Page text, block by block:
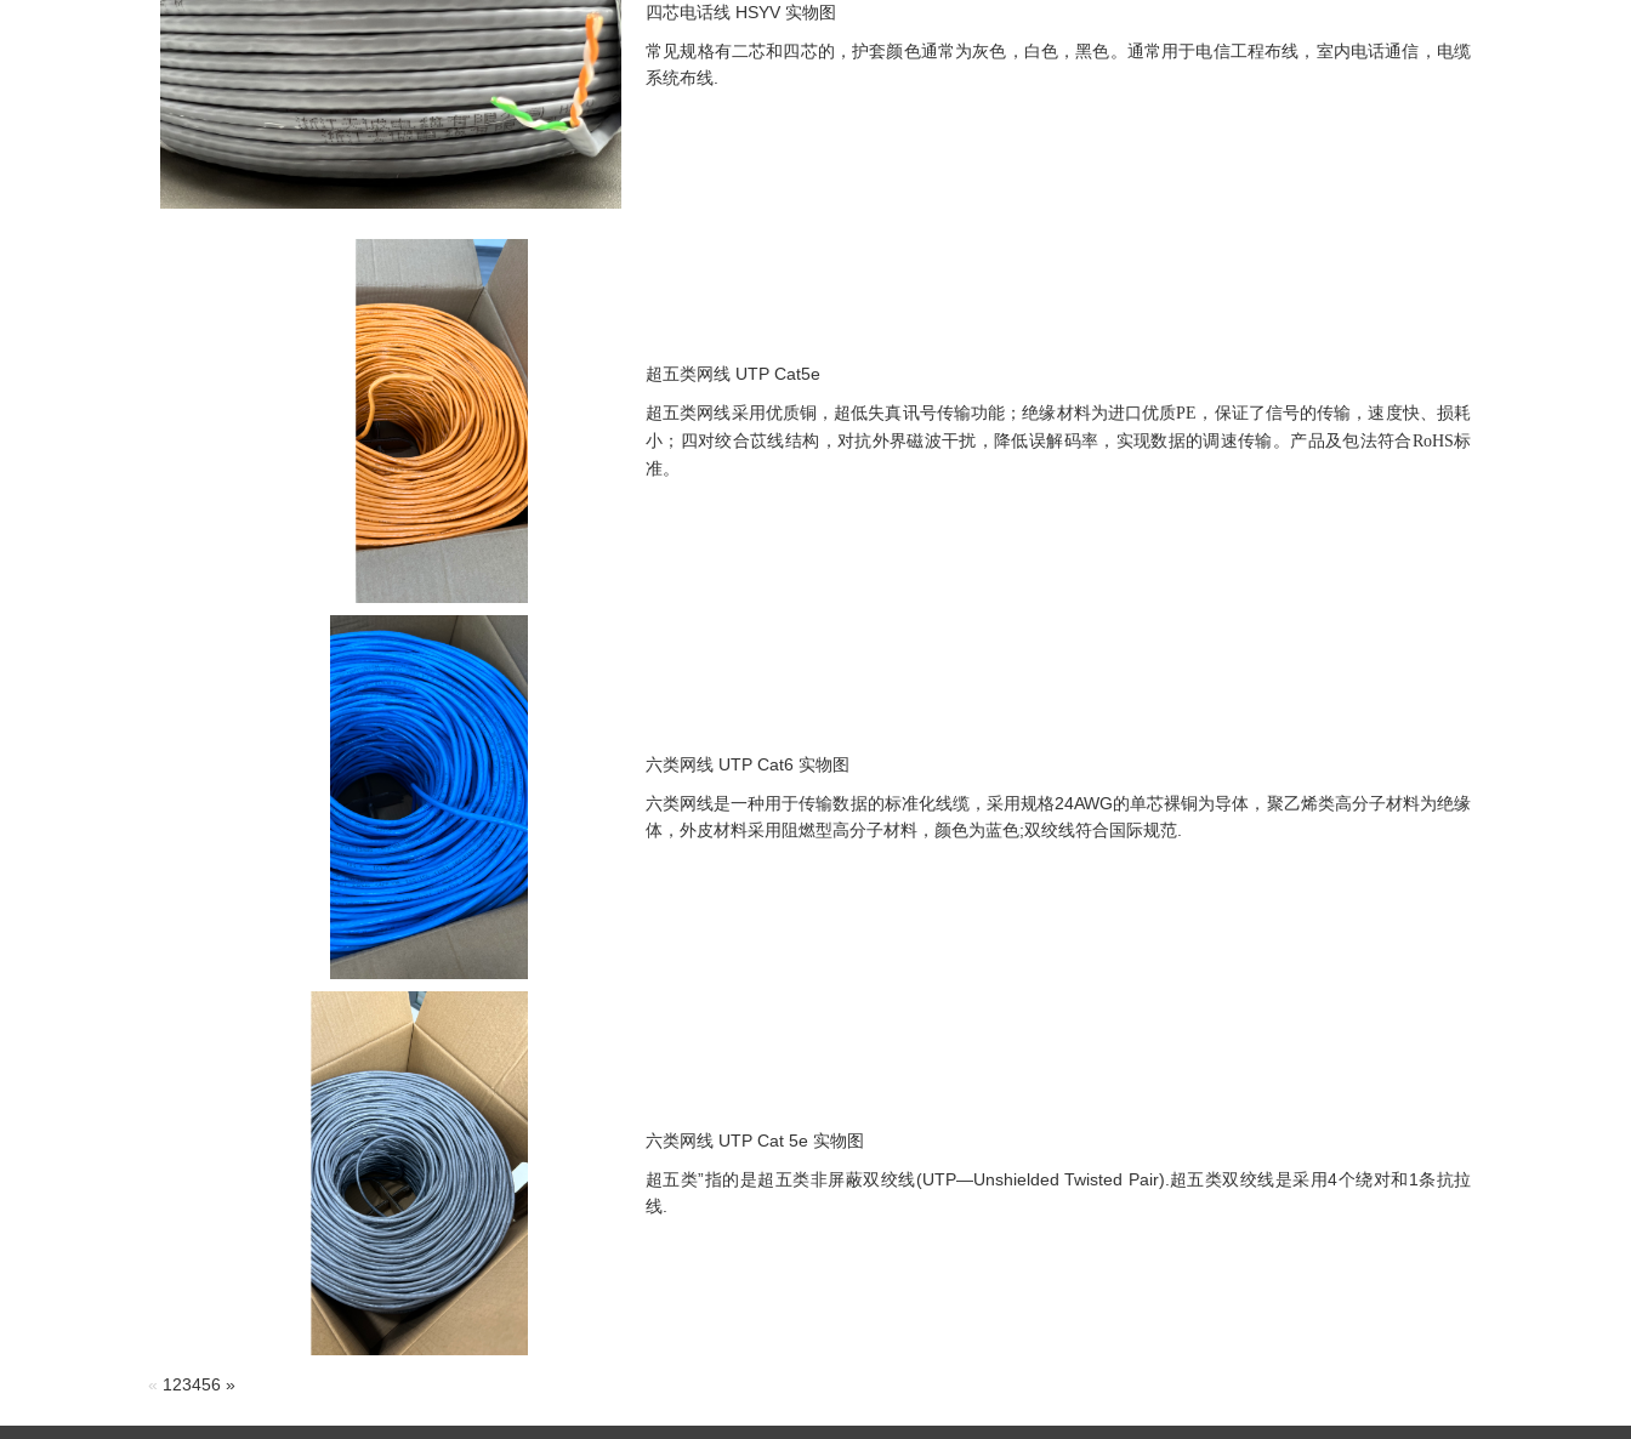
四芯电话线 HSYV 实物图
常见规格有二芯和四芯的，护套颜色通常为灰色，白色，黑色。通常用于电信工程布线，室内电话通信，电缆
系统布线.
超五类网线 UTP Cat5e
超五类网线采用优质铜，超低失真讯号传输功能；绝缘材料为进口优质PE，保证了信号的传输，速度快、损耗
小；四对绞合苡线结构，对抗外界磁波干扰，降低误解码率，实现数据的调速传输。产品及包法符合RoHS标
准。
六类网线 UTP Cat6 实物图
六类网线是一种用于传输数据的标准化线缆，采用规格24AWG的单芯裸铜为导体，聚乙烯类高分子材料为绝缘
体，外皮材料采用阻燃型高分子材料，颜色为蓝色;双绞线符合国际规范.
六类网线 UTP Cat 5e 实物图
超五类”指的是超五类非屏蔽双绞线(UTP—Unshielded Twisted Pair).超五类双绞线是采用4个绕对和1条抗拉
线.
« 1 23456 »